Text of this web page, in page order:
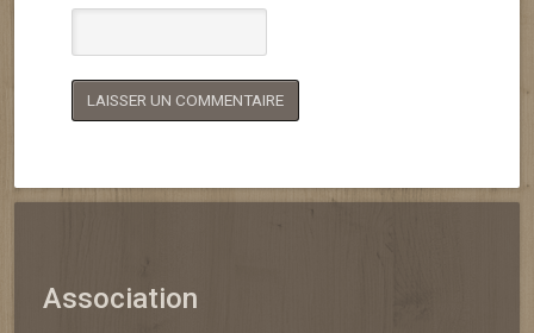
Association